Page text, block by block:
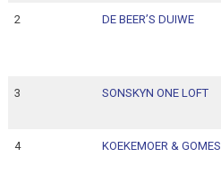
2 DE BEER’S DUIWE
3 SONSKYN ONE LOFT
4 KOEKEMOER & GOMES